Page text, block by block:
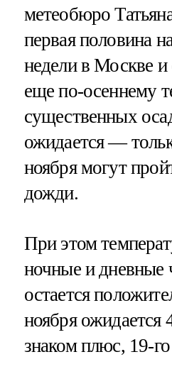
метеобюро
первая половина
недели в Москве и
еще по-осеннему
существенных
ожидается —
ноября могут
дожди.
При этом
ночные и дневные
остается
ноября ожидается
знаком плюс, 19-